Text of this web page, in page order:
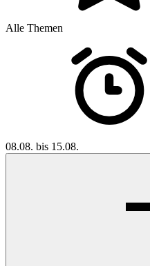
Alle Themen
08.08. bis 15.08.